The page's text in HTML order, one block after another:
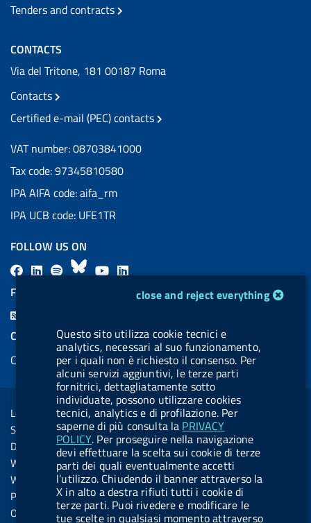
cookie management moduleclose and reject everything
Questo sito utilizza cookie tecnici e
analytics, necessari al suo funzionamento,
per i quali non è richiesto il consenso. Per
alcuni servizi aggiuntivi, le terze parti
fornitrici, dettagliatamente sotto
individuate, possono utilizzare cookies
tecnici, analytics e di profilazione. Per
saperne di più consulta la PRIVACY
POLICY. Per proseguire nella navigazione
devi effettuare la scelta sui cookie di terze
parti dei quali eventualmente accetti
l’utilizzo. Chiudendo il banner attraverso la
X in alto a destra rifiuti tutti i cookie di
terze parti. Puoi rivedere e modificare le
tue scelte in qualsiasi momento attraverso
Tenders and contracts
CONTACTS
Via del Tritone, 181 00187 Roma
Contacts
Certified e-mail (PEC) contacts
VAT number: 08703841000
Tax code: 97345810580
IPA AIFA code: aifa_rm
IPA UCB code: UFE1TR
FOLLOW US ON
F
L
l
.
b
u
t
t
o
n
.
s
B
s
k
y
Y
u
b
e
k
e
d
i
n
FEED RSS
COOKIES
Cookie management
Sezione Link Utili
Legal notice
Social Media Policy
Dichiarazione di accessibilità
Web accessibility
Website statistics
Privacy
Online services